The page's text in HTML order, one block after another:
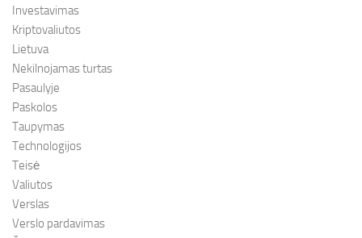
Investavimas
Kriptovaliutos
Lietuva
Nekilnojamas turtas
Pasaulyje
Paskolos
Taupymas
Technologijos
Teisė
Valiutos
Verslas
Verslo pardavimas